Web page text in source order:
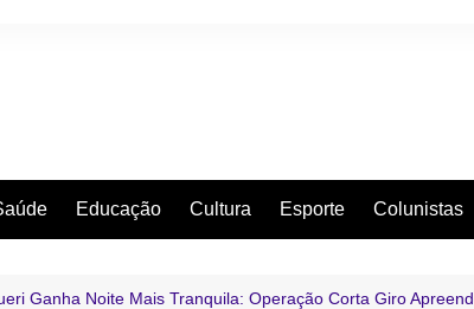
Educação Cultura Esporte Colunistas
Ganha Noite Mais Tranquila: Operação Corta Giro